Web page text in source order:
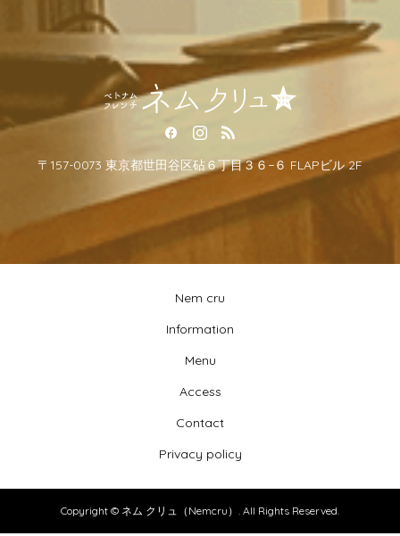
〒157-0073 東京都世田谷区砧６丁目３６−６ FLAPビル 2F
Nem cru
Information
Menu
Access
Contact
Privacy policy
Copyright © ネム クリュ（Nemcru）. All Rights Reserved.